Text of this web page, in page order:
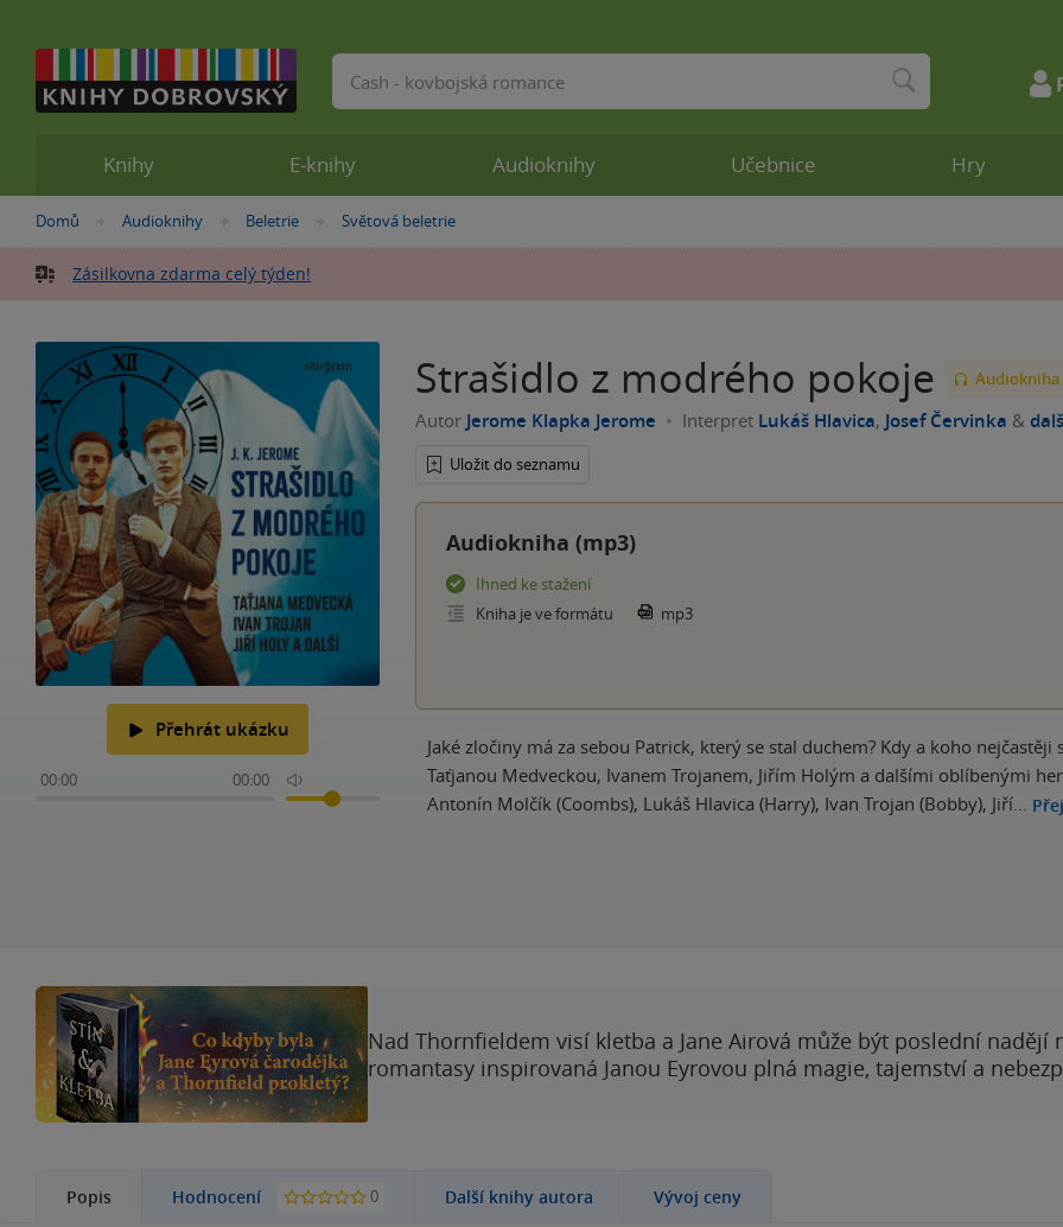
Nacházíte
zde:
Domů »Audioknihy »
Beletrie »
Světová beletrie
Zásilkovna zdarma celý týden!
Přehrát ukázku
00:00 00:00
Strašidlo z modrého pokoje Audiokniha
Autor Jerome Klapka Jerome Interpret Lukáš Hlavica, Josef Červinka &
Uložit do seznamu
Audiokniha (mp3)
Ihned ke stažení
Kniha je ve formátu
mp3
Jaké zločiny má za sebou Patrick, který se stal duchem? Kdy a koho
Taťjanou Medveckou, Ivanem Trojanem, Jiřím Holým a dalšími oblíbenými
Antonín Molčík (Coombs), Lukáš Hlavica (Harry), Ivan Trojan (Bobby), Jiří…
Nad Thornfieldem visí kletba a Jane Airová může být poslední nadějí
romantasy inspirovaná Janou Eyrovou plná magie, tajemství a
Popis Hodnocení 0 Další knihy autora Vývoj ceny
Knihy E-knihy Audioknihy Učebnice Hry
Vyhledávání